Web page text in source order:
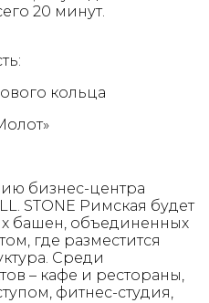
20 минут.
кольца
бизнес-центра
STONE Римская будет
башен, объединенных
где разместится
Среди
– кафе и рестораны,
фитнес-студия,